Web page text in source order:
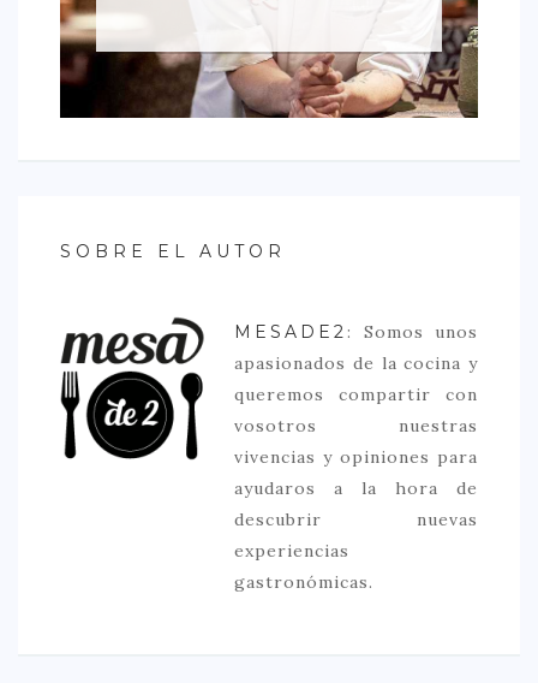
SOBRE EL AUTOR
MESADE2: Somos unos
apasionados de la cocina y
queremos compartir con
vosotros nuestras
vivencias y opiniones para
ayudaros a la hora de
descubrir nuevas
experiencias
gastronómicas.